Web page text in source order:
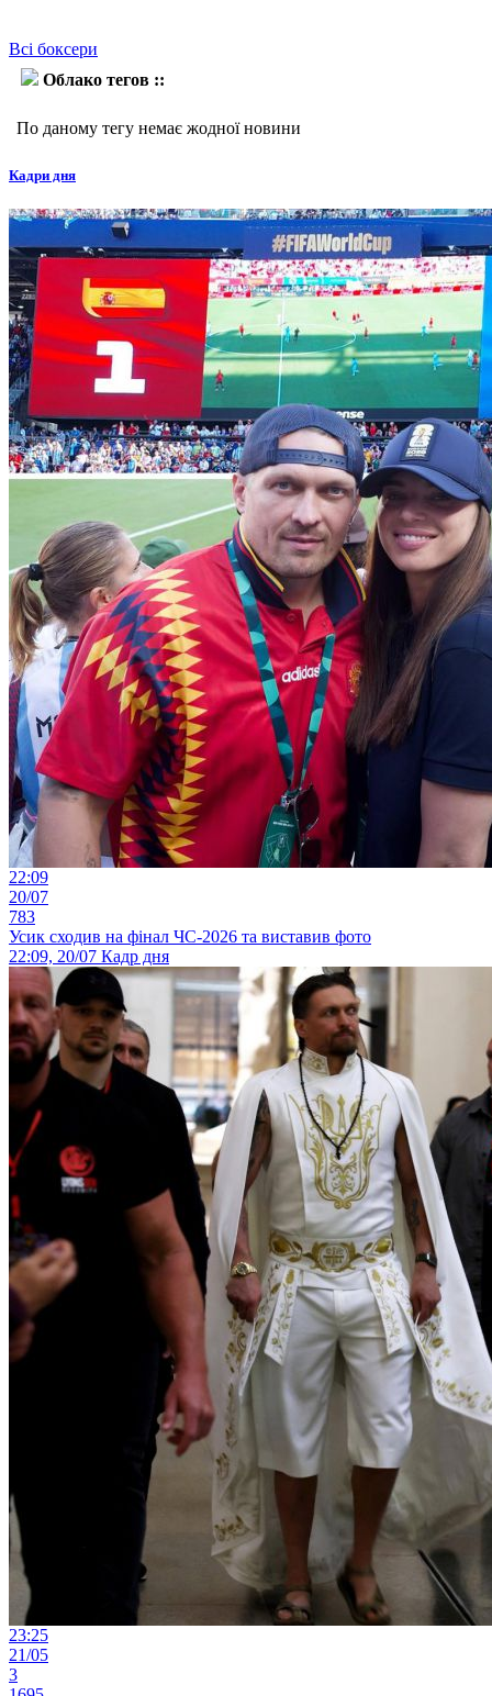
Всі боксери
Облако тегов ::
По даному тегу немає жодної новини
Кадри дня
22:09
20/07
783
Усик сходив на фінал ЧС-2026 та виставив фото
22:09, 20/07 Кадр дня
23:25
21/05
3